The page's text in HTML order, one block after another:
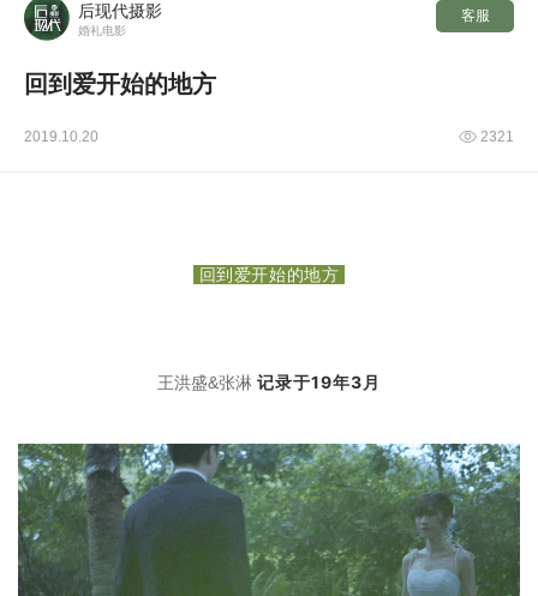
后现代摄影
婚礼电影
客服
回到爱开始的地方
2019.10.20 2321
回到爱开始的地方
王洪盛&张淋 记录于19年3月